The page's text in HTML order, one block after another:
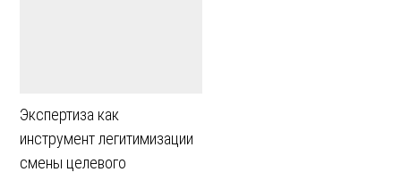
Экспертиза как
инструмент легитимизации
смены целевого